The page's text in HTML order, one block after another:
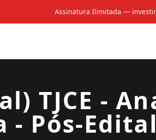
Assinatura Ilimitada —
TJCE -
- Pós-